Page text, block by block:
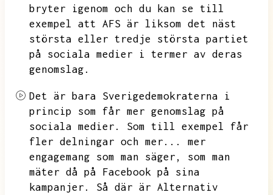
bryter igenom och du kan se till
exempel att AFS är liksom det näst
största eller tredje största partiet
på sociala medier i termer av deras
genomslag.
Det är bara Sverigedemokraterna i
princip som får mer genomslag på
sociala medier.
Som till exempel får
fler delningar och mer...
mer
engagemang som man säger,
som man
mäter då på Facebook på sina
kampanjer.
Så där är Alternativ